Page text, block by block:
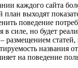
каждого сайта
выходят
поведение
в силе, но будет
названия
на поведение